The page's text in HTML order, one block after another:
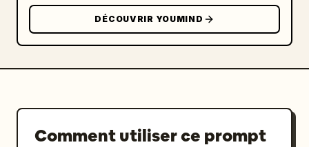
DÉCOUVRIR YOUMIND
Comment utiliser ce prompt